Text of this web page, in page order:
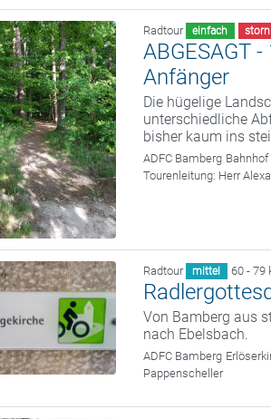
Radtour einfach
ABGESAGT
Anfänger
Die hügelige
unterschiedliche
bisher kaum ins
ADFC Bamberg
Tourenleitung: Herr
Radtour mittel 60 - 79
Von Bamberg aus
nach Ebelsbach.
ADFC Bamberg
Pappenscheller